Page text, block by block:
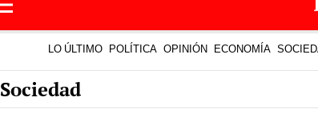
LO ÚLTIMO POLÍTICA OPINIÓN ECONOMÍA
Sociedad